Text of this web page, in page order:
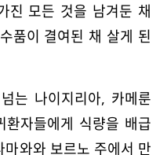
진 모든 것을 남겨둔 채
품이 결여된 채 살게 된
는 나이지리아, 카메룬
환자들에게 식량을 배급
와와 보르노 주에서 만